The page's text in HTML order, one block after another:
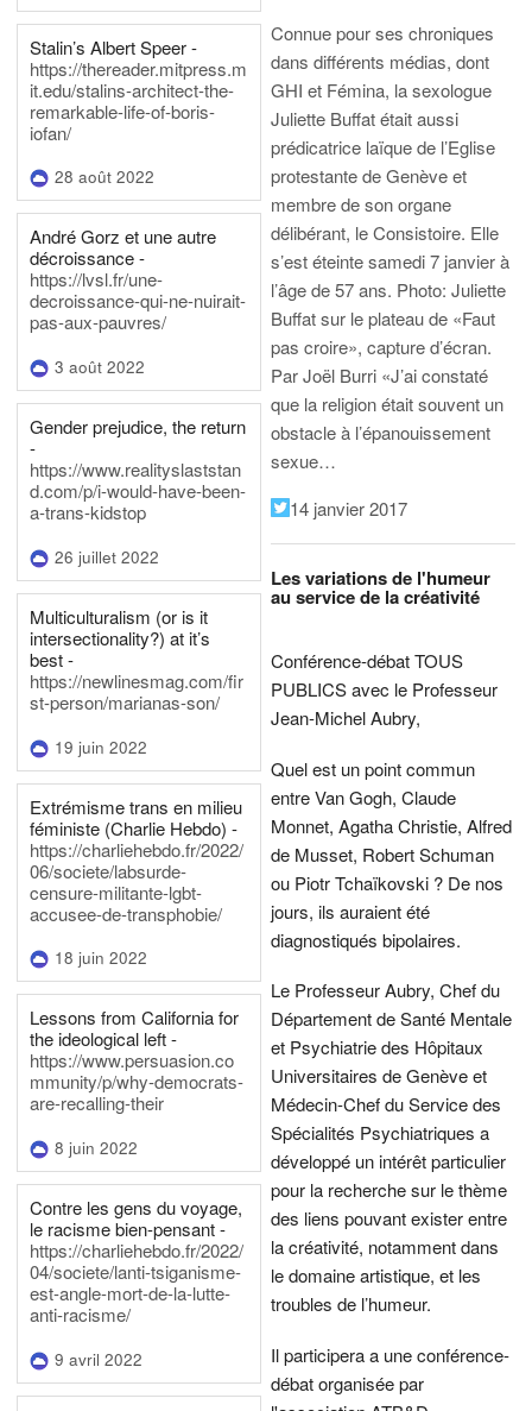
Stalin’s Albert Speer -
https://thereader.mitpress.m
it.edu/stalins-architect-the-
remarkable-life-of-boris-
iofan/
28 août 2022
André Gorz et une autre
décroissance -
https://lvsl.fr/une-
decroissance-qui-ne-nuirait-
pas-aux-pauvres/
3 août 2022
Gender prejudice, the return
-
https://www.realityslaststan
d.com/p/i-would-have-been-
a-trans-kidstop
26 juillet 2022
Multiculturalism (or is it
intersectionality?) at it’s
best -
https://newlinesmag.com/fir
st-person/marianas-son/
19 juin 2022
Extrémisme trans en milieu
féministe (Charlie Hebdo) -
https://charliehebdo.fr/2022/
06/societe/labsurde-
censure-militante-lgbt-
accusee-de-transphobie/
18 juin 2022
Lessons from California for
the ideological left -
https://www.persuasion.co
mmunity/p/why-democrats-
are-recalling-their
8 juin 2022
Contre les gens du voyage,
le racisme bien-pensant -
https://charliehebdo.fr/2022/
04/societe/lanti-tsiganisme-
est-angle-mort-de-la-lutte-
anti-racisme/
9 avril 2022
Connue pour ses chroniques
dans différents médias, dont
GHI et Fémina, la sexologue
Juliette Buffat était aussi
prédicatrice laïque de l’Eglise
protestante de Genève et
membre de son organe
délibérant, le Consistoire. Elle
s’est éteinte samedi 7 janvier à
l’âge de 57 ans. Photo: Juliette
Buffat sur le plateau de «Faut
pas croire», capture d’écran.
Par Joël Burri «J’ai constaté
que la religion était souvent un
obstacle à l’épanouissement
sexue…
14 janvier 2017
Les variations de l'humeur
au service de la créativité
Conférence-débat TOUS
PUBLICS avec le Professeur
Jean-Michel Aubry,
Quel est un point commun
entre Van Gogh, Claude
Monnet, Agatha Christie, Alfred
de Musset, Robert Schuman
ou Piotr Tchaïkovski ? De nos
jours, ils auraient été
diagnostiqués bipolaires.
Le Professeur Aubry, Chef du
Département de Santé Mentale
et Psychiatrie des Hôpitaux
Universitaires de Genève et
Médecin-Chef du Service des
Spécialités Psychiatriques a
développé un intérêt particulier
pour la recherche sur le thème
des liens pouvant exister entre
la créativité, notamment dans
le domaine artistique, et les
troubles de l’humeur.
Il participera a une conférence-
débat organisée par